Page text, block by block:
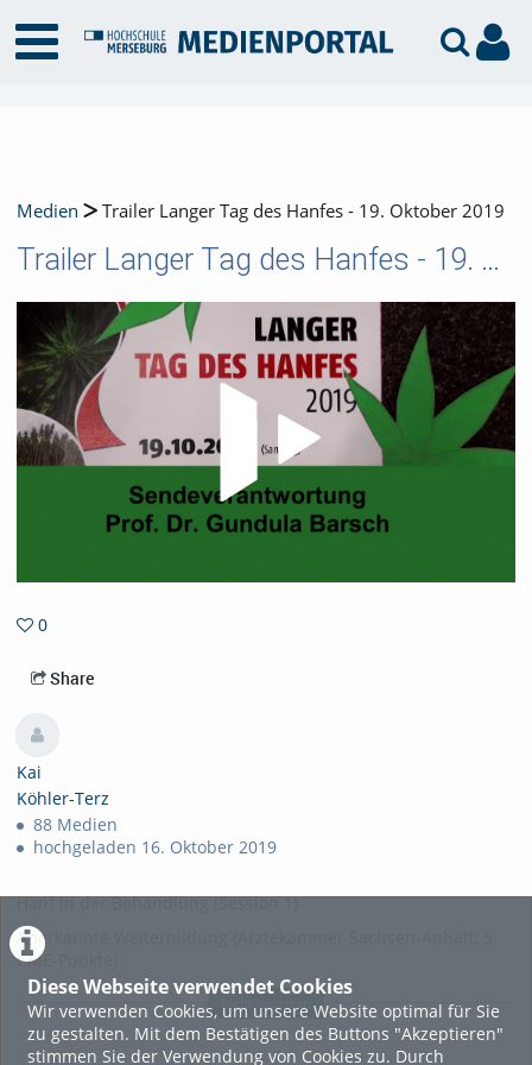
Diese Webseite verwendet Cookies
Wir verwenden Cookies, um unsere Website optimal für Sie
zu gestalten. Mit dem Bestätigen des Buttons "Akzeptieren"
stimmen Sie der Verwendung von Cookies zu. Durch
Medien Trailer Langer Tag des Hanfes - 19. Oktober 2019
Trailer Langer Tag des Hanfes - 19. Oktober 2019
0
Share
Kai
Köhler-Terz
88 Medien
hochgeladen 16. Oktober 2019
Hanf in der Behandlung (Session 1)
Anerkannte Weiterbildung (Ärztekammer Sachsen-Anhalt; 5
CME-Punkte)
9:30-10:00Uhr | Hörsaal 2 Cannabis als Medizin - was man
inzwischen weiß, was man wirklich wissen sollte Dipl. phys.
Max Plenert, Bundesvorstand akzept e.V., Berlin